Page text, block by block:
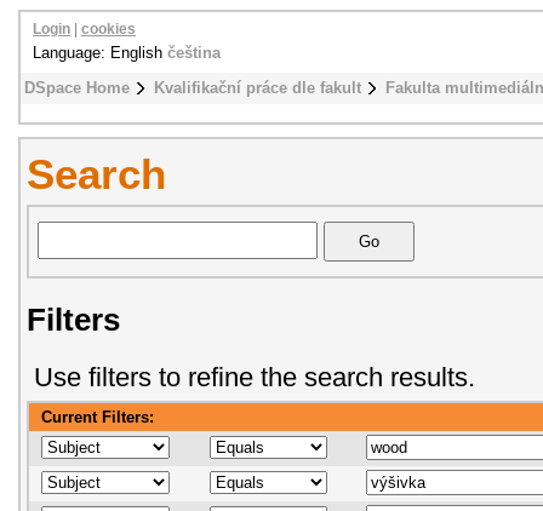
DSpace Home Kvalifikační práce dle fakult Fakulta
Login cookies
Language: English čeština
Search
Filters
Use filters to refine the search results.
Current Filters: